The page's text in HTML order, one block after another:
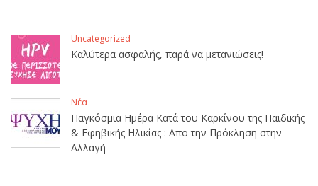
Uncategorized
Καλύτερα ασφαλής, παρά να μετανιώσεις!
Νέα
Παγκόσμια Ημέρα Κατά του Καρκίνου της Παιδικής
& Εφηβικής Ηλικίας : Απο την Πρόκληση στην
Αλλαγή